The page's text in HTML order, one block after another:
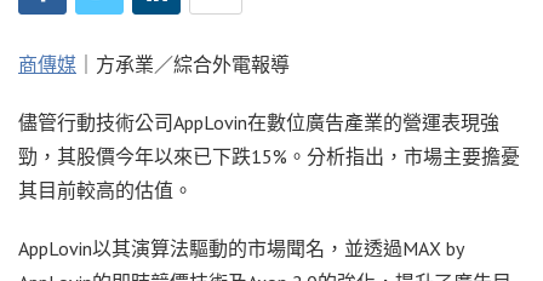
商傳媒 ｜方承業／綜合外電報導
儘管行動技術公司AppLovin在數位廣告產業的營運表現強
勁，其股價今年以來已下跌15%。分析指出，市場主要擔憂
其目前較高的估值。
AppLovin以其演算法驅動的市場聞名，並透過MAX by